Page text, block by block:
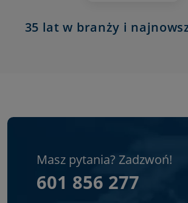
35 lat w branży i
Masz pytania? Zadzwoń!
601 856 277